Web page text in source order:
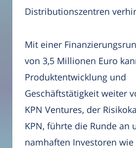
Distributionszentren
Mit einer
von 3,5 Millionen Euro
Produktentwicklung und
Geschäftstätigkeit weiter
KPN Ventures, der
KPN, führte die Runde an
namhaften Investoren wie